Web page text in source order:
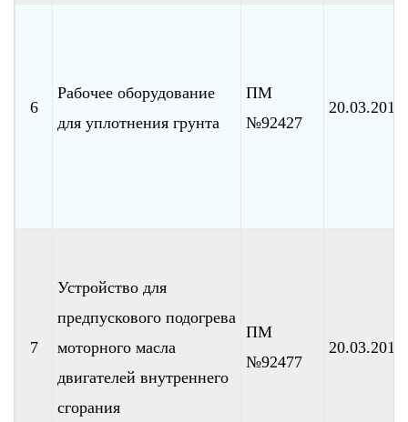
6
Рабочее оборудование
для уплотнения грунта
ПМ
№92427
20.03.2010
7
Устройство для
предпускового подогрева
моторного масла
двигателей внутреннего
сгорания
ПМ
№92477
20.03.2010